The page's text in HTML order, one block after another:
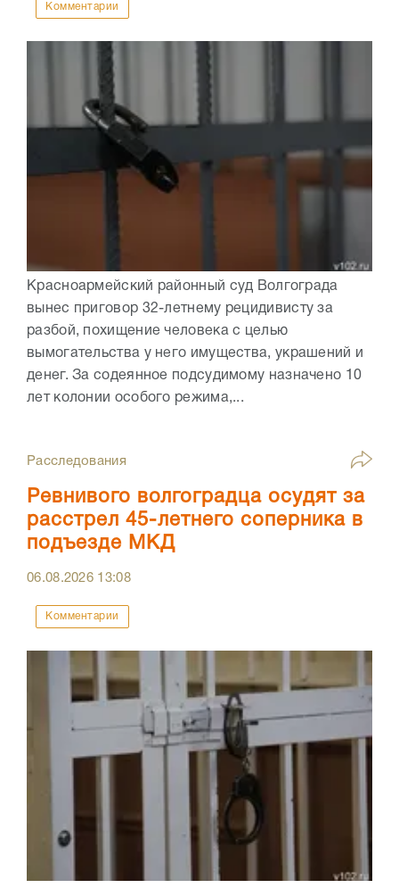
Комментарии
Красноармейский районный суд Волгограда
вынес приговор 32-летнему рецидивисту за
разбой, похищение человека с целью
вымогательства у него имущества, украшений и
денег. За содеянное подсудимому назначено 10
лет колонии особого режима,...
Расследования
Ревнивого волгоградца осудят за
расстрел 45-летнего соперника в
подъезде МКД
06.08.2026 13:08
Комментарии